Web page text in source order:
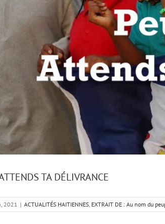
TA DÉLIVRANCE
2021 | ACTUALITÉS HAITIENNES, EXTRAIT DE : Au nom du